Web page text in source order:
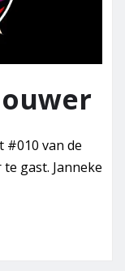
#010 van de
gast. Janneke